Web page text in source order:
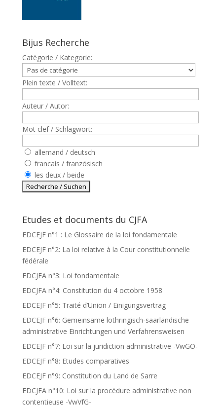
Bijus Recherche
Catègorie / Kategorie:
Plein texte / Volltext:
Auteur / Autor:
Mot clef / Schlagwort:
allemand / deutsch
francais / französisch
les deux / beide
Etudes et documents du CJFA
EDCEJF n°1 : Le Glossaire de la loi fondamentale
EDCEJF n°2: La loi relative à la Cour constitutionnelle
fédérale
EDCJFA n°3: Loi fondamentale
EDCJFA n°4: Constitution du 4 octobre 1958
EDCEJF n°5: Traité d’Union / Einigungsvertrag
EDCEJF n°6: Gemeinsame lothringisch-saarländische
administrative Einrichtungen und Verfahrensweisen
EDCEJF n°7: Loi sur la juridiction administrative -VwGO-
EDCEJF n°8: Etudes comparatives
EDCEJF n°9: Constitution du Land de Sarre
EDCJFA n°10: Loi sur la procédure administrative non
contentieuse -VwVfG-